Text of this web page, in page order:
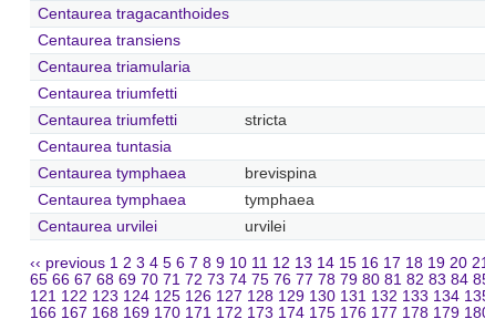
Centaurea tragacanthoides
Centaurea transiens
Centaurea triamularia
Centaurea triumfetti
Centaurea triumfetti
stricta
Centaurea tuntasia
Centaurea tymphaea
brevispina
Centaurea tymphaea
tymphaea
Centaurea urvilei
urvilei
‹‹ previous 1 2 3 4 5 6 7 8 9 10 11 12 13 14 15 16 17 18 19 20
65 66 67 68 69 70 71 72 73 74 75 76 77 78 79 80 81 82 83 84
121 122 123 124 125 126 127 128 129 130 131 132 133 134
166 167 168 169 170 171 172 173 174 175 176 177 178 179